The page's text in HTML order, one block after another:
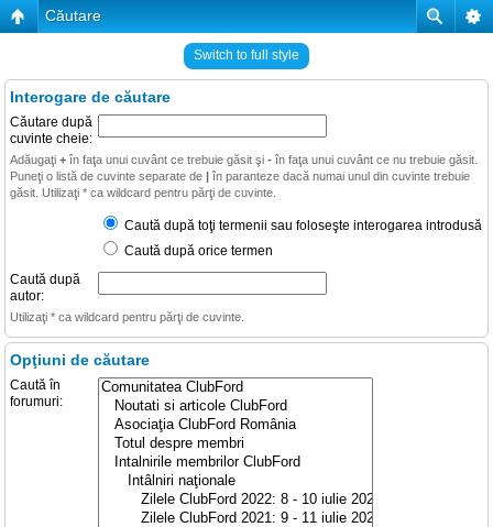
Căutare
Switch to full style
Interogare de căutare
Căutare după
cuvinte cheie:
Adăugaţi + în faţa unui cuvânt ce trebuie găsit şi - în faţa unui cuvânt ce nu trebuie găsit.
Puneţi o listă de cuvinte separate de | în paranteze dacă numai unul din cuvinte trebuie
găsit. Utilizaţi * ca wildcard pentru părţi de cuvinte.
Caută după toţi termenii sau foloseşte interogarea introdusă
Caută după orice termen
Caută după
autor:
Utilizaţi * ca wildcard pentru părţi de cuvinte.
Opţiuni de căutare
Caută în
forumuri: